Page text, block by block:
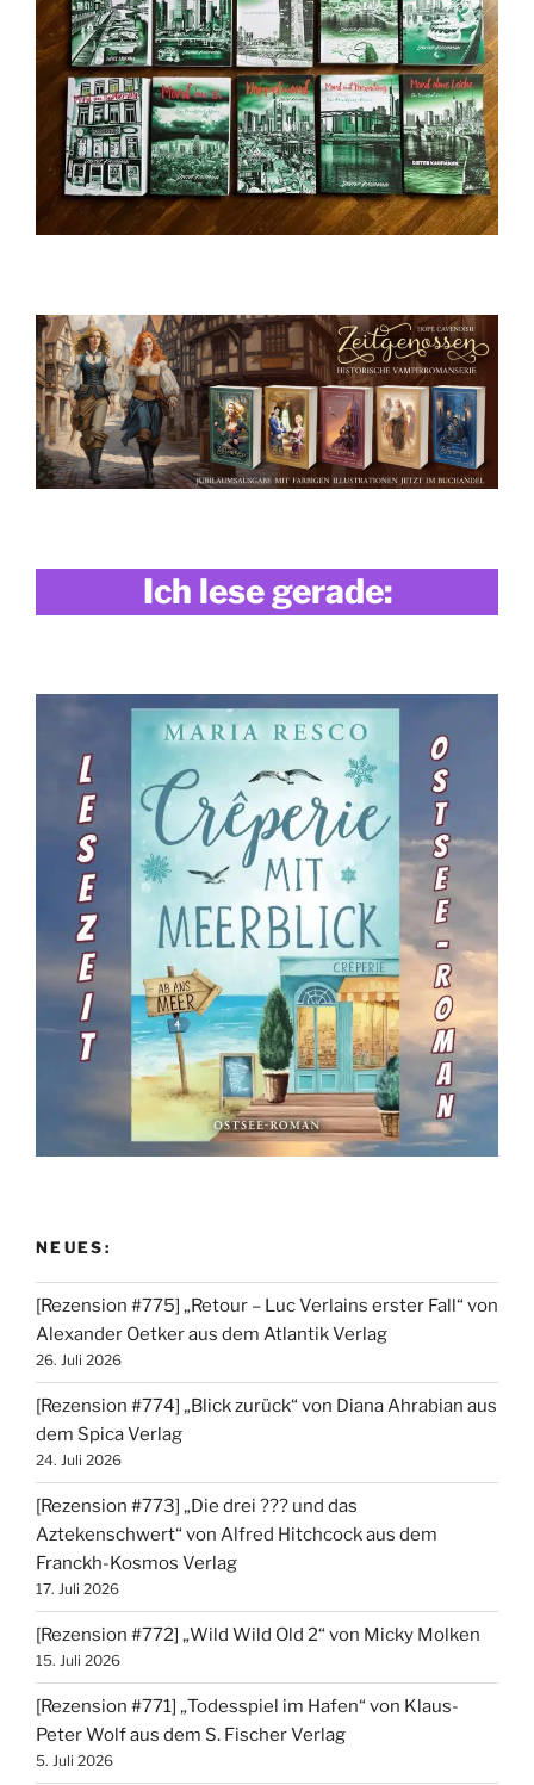
Ich lese gerade:
NEUES:
[Rezension #775] „Retour – Luc Verlains erster Fall“ von
Alexander Oetker aus dem Atlantik Verlag
26. Juli 2026
[Rezension #774] „Blick zurück“ von Diana Ahrabian aus
dem Spica Verlag
24. Juli 2026
[Rezension #773] „Die drei ??? und das
Aztekenschwert“ von Alfred Hitchcock aus dem
Franckh-Kosmos Verlag
17. Juli 2026
[Rezension #772] „Wild Wild Old 2“ von Micky Molken
15. Juli 2026
[Rezension #771] „Todesspiel im Hafen“ von Klaus-
Peter Wolf aus dem S. Fischer Verlag
5. Juli 2026